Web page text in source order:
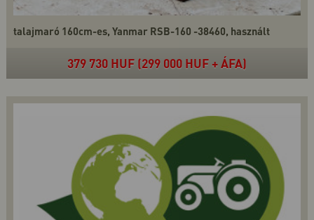
talajmaró 160cm-es, Yanmar RSB-160 -38460, használt
379 730 HUF (299 000 HUF + ÁFA)